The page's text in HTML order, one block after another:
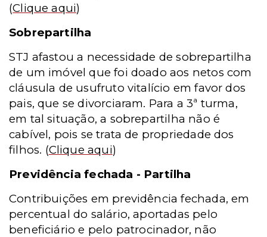
(Clique aqui)
Sobrepartilha
STJ afastou a necessidade de sobrepartilha
de um imóvel que foi doado aos netos com
cláusula de usufruto vitalício em favor dos
pais, que se divorciaram. Para a 3ª turma,
em tal situação, a sobrepartilha não é
cabível, pois se trata de propriedade dos
filhos. (Clique aqui)
Previdência fechada - Partilha
Contribuições em previdência fechada, em
percentual do salário, aportadas pelo
beneficiário e pelo patrocinador, não